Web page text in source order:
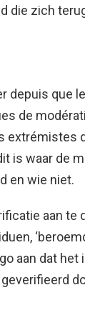
die zich
depuis que
de
extrémistes
is waar de
en wie niet.
aan te
aan dat het